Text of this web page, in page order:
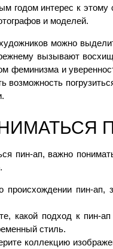
годом интерес к этому
и моделей.
можно
вызывают
феминизма и
возможность
пин-ап, важно
происхождении пин-ап,
какой подход к пин-
стиль.
коллекцию